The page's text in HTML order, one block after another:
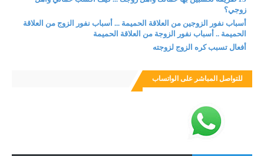
زوجي؟
أسباب نفور الزوجين من العلاقة الحميمة ... أسباب نفور الزوج من العلاقة
الحميمة .. أسباب نفور الزوجة من العلاقة الحميمة
أفعال تسبب كره الزوج لزوجته
للتواصل المباشر على الواتساب